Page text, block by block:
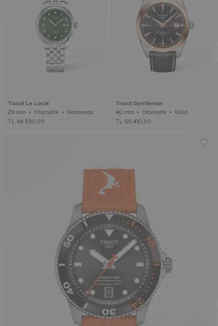
Tissot Le Locle
29 mm • Otomatik • Diamonds
TL 48.530,00
Tissot Gentleman
40 mm • Otomatik • Gold
TL 121.410,00